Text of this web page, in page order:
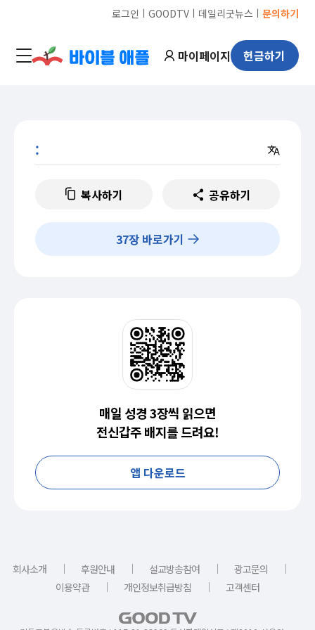
로그인 ㅣ GOODTVㅣ 데일리굿뉴스 ㅣ 문의하기
마이페이지 헌금하기
:
복사하기 공유하기
37장 바로가기
매일 성경 3장씩 읽으면
전신갑주 배지를 드려요!
앱 다운로드
회사소개 ｜ 후원안내 ｜ 설교방송참여 ｜ 광고문의
｜
이용약관
｜ 개인정보취급방침 ｜ 고객센터